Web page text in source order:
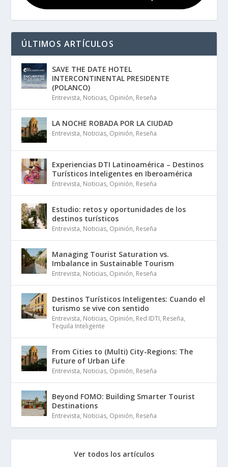
ÚLTIMOS ARTÍCULOS
SAVE THE DATE HOTEL
INTERCONTINENTAL PRESIDENTE
(POLANCO)
Entrevista, Noticias, Opinión, Reseña
LA NOCHE ROBADA POR LA CIUDAD
Entrevista, Noticias, Opinión, Reseña
Experiencias DTI Latinoamérica – Destinos
Turísticos Inteligentes en Iberoamérica
Entrevista, Noticias, Opinión, Reseña
Estudio: retos y oportunidades de los
destinos turísticos
Entrevista, Noticias, Opinión, Reseña
Managing Tourist Saturation vs.
Imbalance in Sustainable Tourism
Entrevista, Noticias, Opinión, Reseña
Destinos Turísticos Inteligentes: Cuando el
turismo se vive con sentido
Entrevista, Noticias, Opinión, Red IDTI, Reseña,
Tequila Inteligente
From Cities to (Multi) City-Regions: The
Future of Urban Life
Entrevista, Noticias, Opinión, Reseña
Beyond FOMO: Building Smarter Tourist
Destinations
Entrevista, Noticias, Opinión, Reseña
Ver todos los artículos